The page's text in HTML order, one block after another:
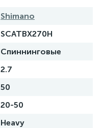
Shimano
SCATBX270H
Спиннинговые
2.7
50
20-50
Heavy